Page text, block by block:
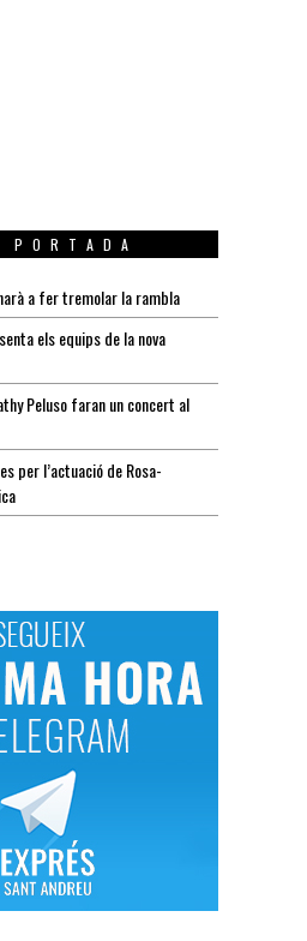
a fer tremolar la rambla
els equips de la nova
Peluso faran un concert al
per l’actuació de Rosa-